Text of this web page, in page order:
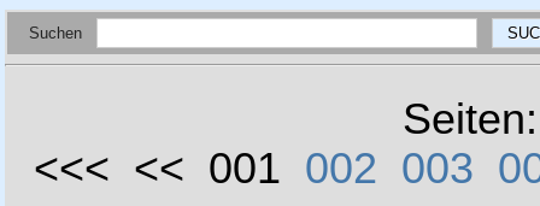
Suchen
<<< << 001 002 003